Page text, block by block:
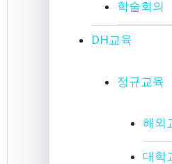
학술회의
DH교육
정규교육
해외
대학